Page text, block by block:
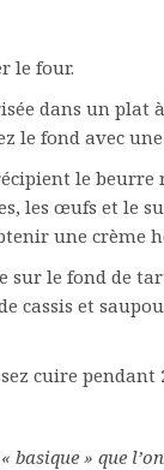
le four.
dans un plat
le fond avec
le
les œufs et le
une crème
sur le fond de
cassis et
cuire pendant
basique » que